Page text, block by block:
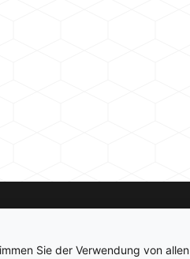
Sie der Verwendung von allen